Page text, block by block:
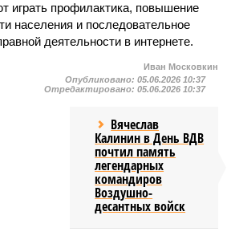
играть профилактика, повышение
населения и последовательное
деятельности в интернете.
Иван Московкин
Опубликовано: 05.06.2026 10:37
Отредактировано: 05.06.2026 10:37
Вячеслав
Калинин в День ВДВ
почтил память
легендарных
командиров
Воздушно-
десантных войск